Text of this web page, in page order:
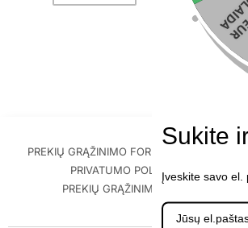
Į
PREKIŲ GRĄŽINIMO FORMA
PRIVATUMO POLITIKA
PREKIŲ
PREKIŲ GRĄŽINIMAS IR GARANTIJA
Sukite
Įveskite savo